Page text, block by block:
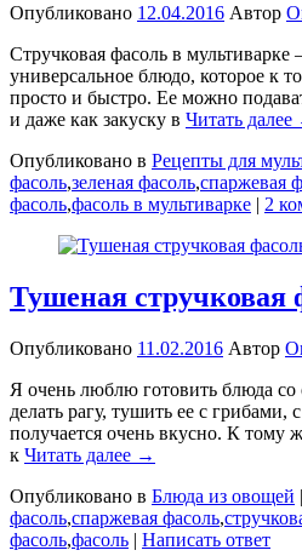
Опубликовано 12.04.2016 Автор
Стручковая фасоль в мультиварке
универсальное блюдо, которое к
просто и быстро. Ее можно
и даже как закуску в Читать далее
Опубликовано в Рецепты для
фасоль,зеленая фасоль,спаржевая
фасоль,фасоль в мультиварке | 2
Тушеная стручковая
Опубликовано 11.02.2016 Автор
Я очень люблю готовить блюда со
делать рагу, тушить ее с
получается очень вкусно. К тому
к Читать далее →
Опубликовано в Блюда из овощей |
фасоль,спаржевая фасоль,
фасоль,фасоль | Написать ответ